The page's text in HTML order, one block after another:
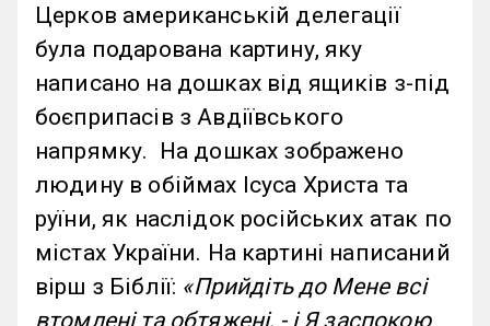
Церков американській делегації
була подарована картину, яку
написано на дошках від ящиків з-під
боєприпасів з Авдіївського
напрямку. На дошках зображено
людину в обіймах Ісуса Христа та
руїни, як наслідок російських атак по
містах України. На картині написаний
вірш з Біблії: «Прийдіть до Мене всі
втомлені та обтяжені, - і Я заспокою